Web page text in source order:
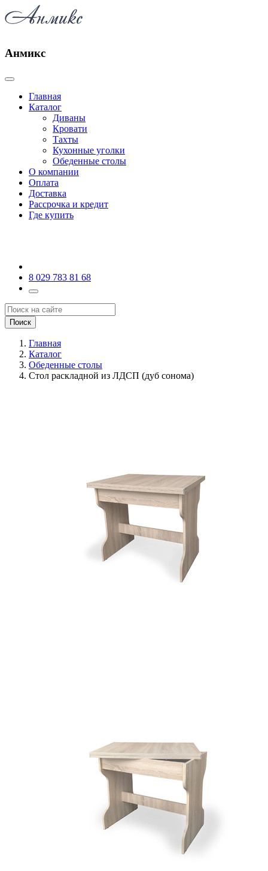
Анмикс
Главная
Каталог
Диваны
Кровати
Тахты
Кухонные уголки
Обеденные столы
О компании
Оплата
Доставка
Рассрочка и кредит
Где купить
8 029 783 81 68
Поиск
Главная
Каталог
Обеденные столы
Стол раскладной из ЛДСП (дуб сонома)